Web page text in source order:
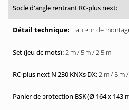
Hauteur de
2 m / 5 m / 2.5 m
2 m / 5 m